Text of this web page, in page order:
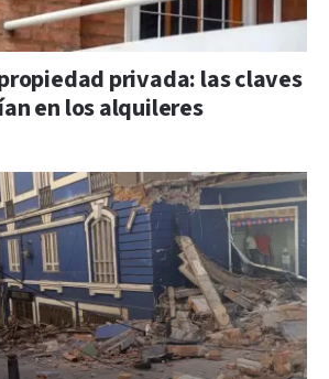
privada: las claves
en los alquileres